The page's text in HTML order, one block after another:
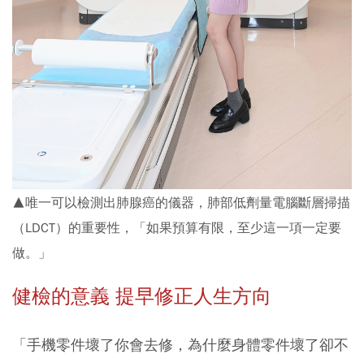
▲唯一可以檢測出肺腺癌的儀器，肺部低劑量電腦斷層掃描
（LDCT）的重要性，「如果預算有限，至少這一項一定要
做。」
健檢的意義 提早修正人生方向
「手機零件壞了你會去修，為什麼身體零件壞了卻不